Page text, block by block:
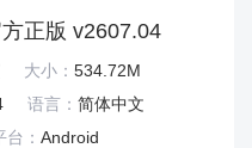
正版 v2607.04
大小： 534.72M
语言： 简体中文
台： Android